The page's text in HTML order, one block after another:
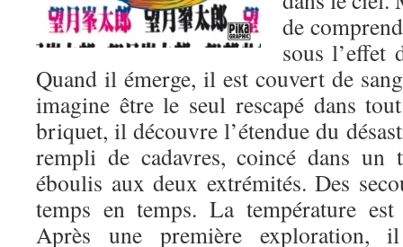
de
sous l’effet
Quand il émerge, il est couvert de
imagine être le seul rescapé dans
briquet, il découvre l’étendue du
rempli de cadavres, coincé dans un
éboulis aux deux extrémités. Des
temps en temps. La température est
Après une première exploration,